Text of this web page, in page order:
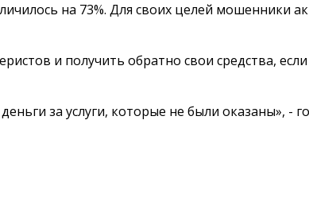
на 73%. Для своих целей мошенники
и получить обратно свои средства, если
за услуги, которые не были оказаны», -